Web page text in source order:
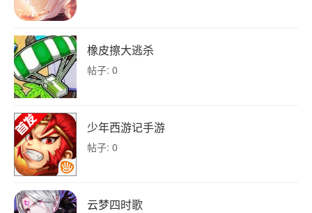
橡皮擦大逃杀
帖子: 0
少年西游记手游
帖子: 0
云梦四时歌